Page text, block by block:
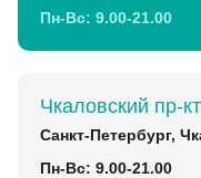
Пн-Вс: 9.00-21.00
Чкаловский пр-кт
Санкт-Петербург,
Пн-Вс: 9.00-21.00